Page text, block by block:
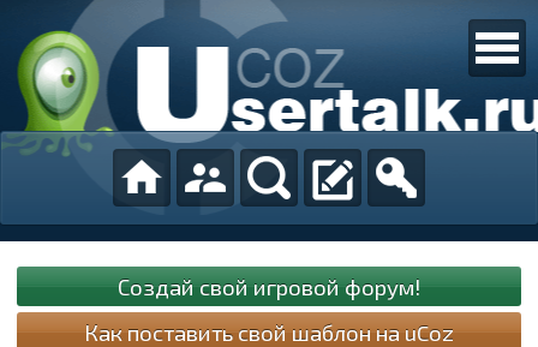
Создай свой игровой форум!
Как поставить свой шаблон на uCoz